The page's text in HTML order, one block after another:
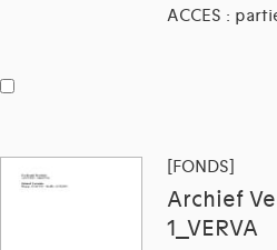
ACCES :
[FONDS]
Archief
1_VERVA